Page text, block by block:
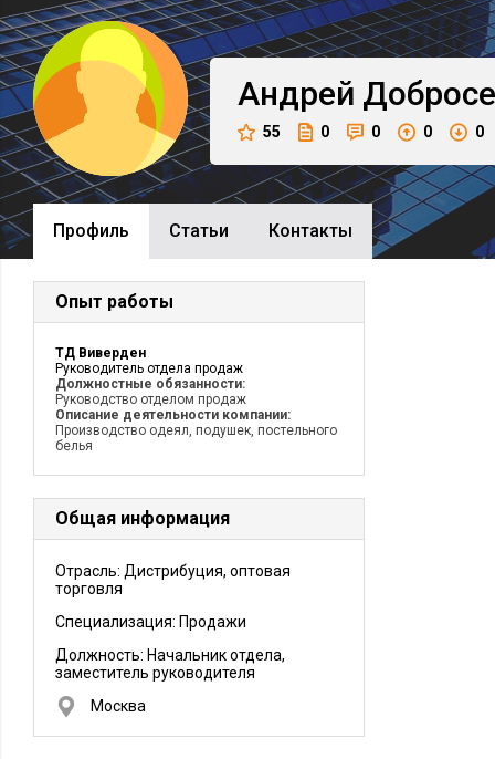
Андрей
55 0 0 0 0
Профиль Cтатьи Контакты
Опыт работы
ТД Виверден
Руководитель отдела продаж
Должностные обязанности:
Руководство отделом продаж
Описание деятельности компании:
Производство одеял, подушек, постельного
белья
Общая информация
Отрасль: Дистрибуция, оптовая
торговля
Специализация: Продажи
Должность: Начальник отдела,
заместитель руководителя
Москва